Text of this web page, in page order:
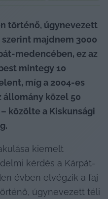
történő, úgynevezett
majdnem 3000
medencében, ez az
mintegy 10
míg a 2004-es
állomány közel 50
közölte a Kiskunsági
kiemelt
kérdés a Kárpát-
évben elvégzik a faj
úgynevezett téli